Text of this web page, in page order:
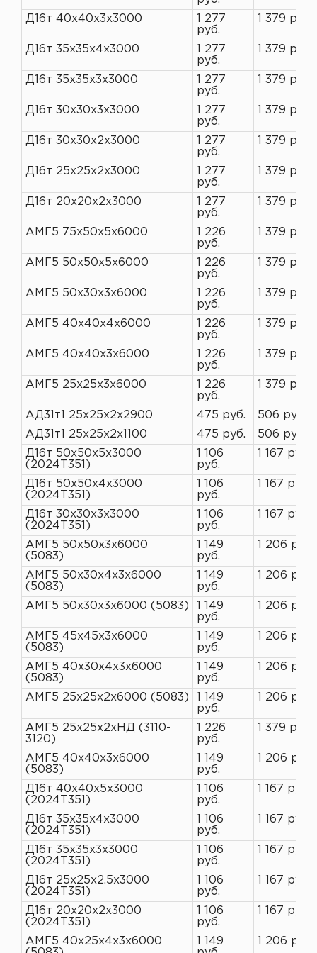
Д16т 40х40х3х3000
1 277
руб.
1 379 руб.
Д16т 35х35х4х3000
1 277
руб.
1 379 руб.
Д16т 35х35х3х3000
1 277
руб.
1 379 руб.
Д16т 30х30х3х3000
1 277
руб.
1 379 руб.
Д16т 30х30х2х3000
1 277
руб.
1 379 руб.
Д16т 25х25х2х3000
1 277
руб.
1 379 руб.
Д16т 20х20х2х3000
1 277
руб.
1 379 руб.
АМГ5 75х50х5х6000
1 226
руб.
1 379 руб.
АМГ5 50х50х5х6000
1 226
руб.
1 379 руб.
АМГ5 50х30х3х6000
1 226
руб.
1 379 руб.
АМГ5 40х40х4х6000
1 226
руб.
1 379 руб.
АМГ5 40х40х3х6000
1 226
руб.
1 379 руб.
АМГ5 25х25х3х6000
1 226
руб.
1 379 руб.
АД31т1 25х25х2х2900 475 руб.
506 руб.
АД31т1 25х25х2х1100
475 руб.
506 руб.
Д16т 50х50х5х3000
(2024Т351)
1 106
руб.
1 167 руб.
Д16т 50х50х4х3000
(2024Т351)
1 106
руб.
1 167 руб.
Д16т 30х30х3х3000
(2024Т351)
1 106
руб.
1 167 руб.
АМГ5 50х50х3х6000
(5083)
1 149
руб.
1 206 руб.
АМГ5 50х30х4х3х6000
(5083)
1 149
руб.
1 206 руб.
АМГ5 50х30х3х6000 (5083)
1 149
руб.
1 206 руб.
АМГ5 45х45х3х6000
(5083)
1 149
руб.
1 206 руб.
АМГ5 40х30х4х3х6000
(5083)
1 149
руб.
1 206 руб.
АМГ5 25х25х2х6000 (5083)
1 149
руб.
1 206 руб.
АМГ5 25х25х2хНД (3110-
3120)
1 226
руб.
1 379 руб.
АМГ5 40х40х3х6000
(5083)
1 149
руб.
1 206 руб.
Д16т 40х40х5х3000
(2024Т351)
1 106
руб.
1 167 руб.
Д16т 35х35х4х3000
(2024Т351)
1 106
руб.
1 167 руб.
Д16т 35х35х3х3000
(2024Т351)
1 106
руб.
1 167 руб.
Д16т 25х25х2.5х3000
(2024Т351)
1 106
руб.
1 167 руб.
Д16т 20х20х2х3000
(2024Т351)
1 106
руб.
1 167 руб.
АМГ5 40х25х4х3х6000
1 149
1 206 руб.